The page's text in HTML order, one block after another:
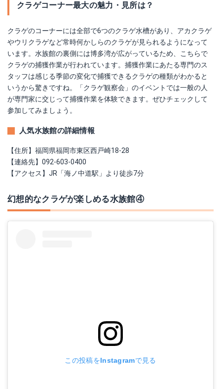
クラゲコーナー最大の魅力・見所は？
クラゲのコーナーには全部で6つのクラゲ水槽があり、アカクラゲ
やウリクラゲなど常時何かしらのクラゲが見られるようになって
います。水族館の裏側には博多湾が広がっているため、こちらで
クラゲの捕獲作業が行われています。捕獲作業にあたる専門のス
タッフは感じる季節の変化で捕獲できるクラゲの種類がわかると
いうから驚きですね。「クラゲ観察会」のイベントでは一般の人
が専門家に交じって捕獲作業を体験できます。ぜひチェックして
参加してみましょう。
人気水族館の詳細情報
【住所】福岡県福岡市東区西戸崎18-28
【連絡先】092-603-0400
【アクセス】JR「海ノ中道駅」より徒歩7分
幻想的なクラゲが楽しめる水族館④
この投稿をInstagramで見る